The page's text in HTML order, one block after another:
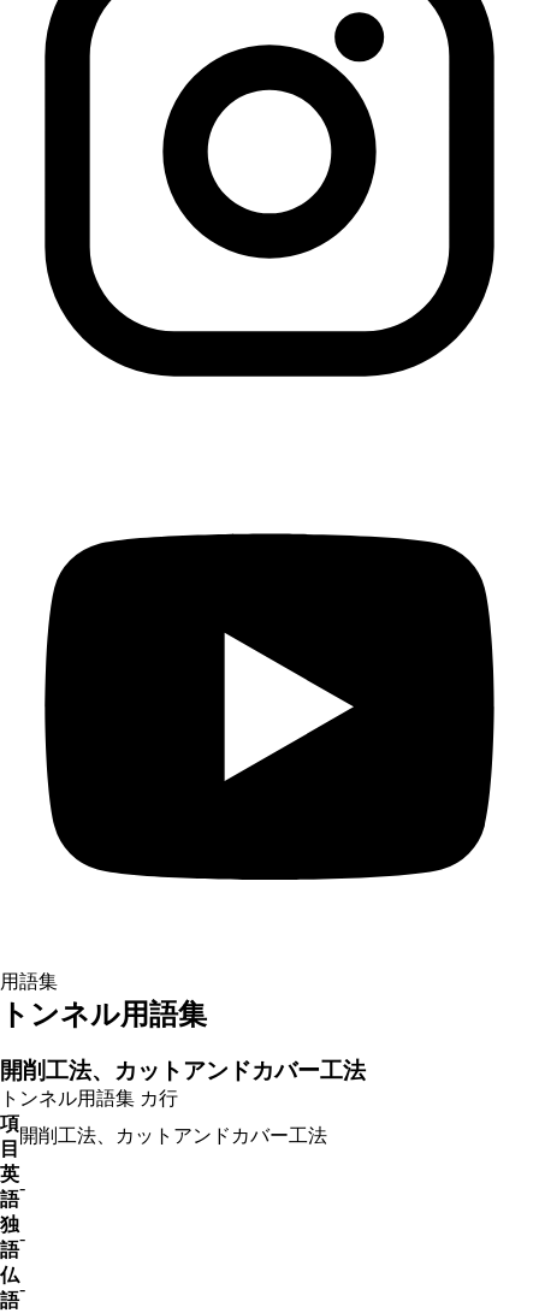
用語集
トンネル用語集
開削工法、カットアンドカバー工法
トンネル用語集 カ行
項
目
開削工法、カットアンドカバー工法
英
語
-
独
語
-
仏
語
-